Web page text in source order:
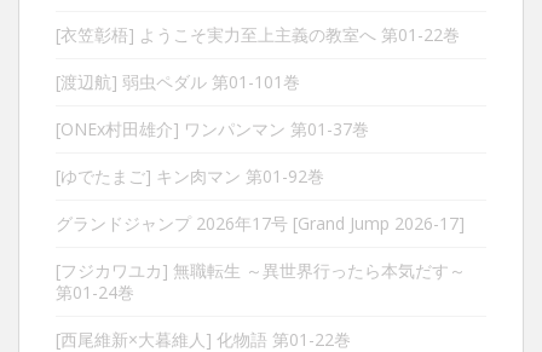
[衣笠彰梧] ようこそ実力至上主義の教室へ 第01-22巻
[渡辺航] 弱虫ペダル 第01-101巻
[ONEx村田雄介] ワンパンマン 第01-37巻
[ゆでたまご] キン肉マン 第01-92巻
グランドジャンプ 2026年17号 [Grand Jump 2026-17]
[フジカワユカ] 無職転生 ～異世界行ったら本気だす～
第01-24巻
[西尾維新×大暮維人] 化物語 第01-22巻